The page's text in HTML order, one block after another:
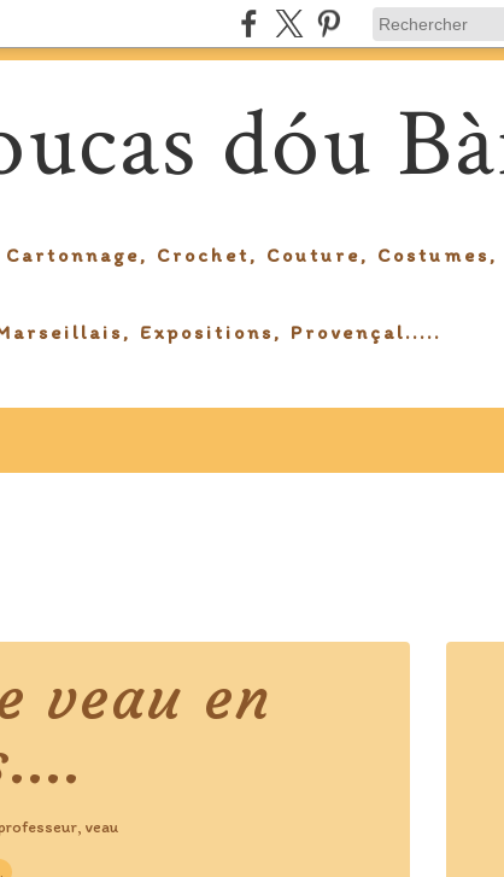
dóu
Crochet, Couture,
Expositions, Provençal.....
veau en
, veau